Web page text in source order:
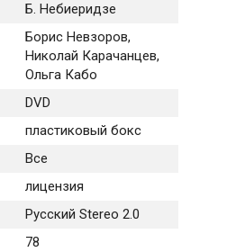
Б. Небиеридзе
Борис Невзоров,
Николай Карачанцев,
Ольга Кабо
DVD
пластиковый бокс
Все
лицензия
Русский Stereo 2.0
78